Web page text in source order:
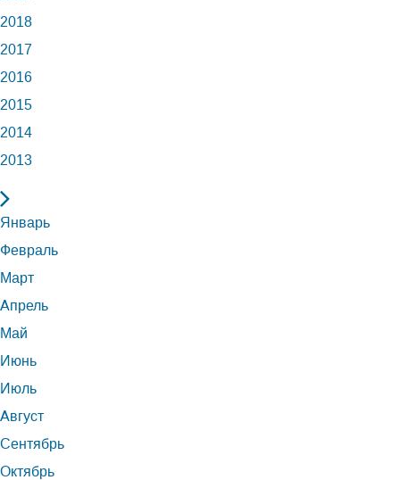
2018
2017
2016
2015
2014
2013
Январь
Февраль
Март
Апрель
Май
Июнь
Июль
Август
Сентябрь
Октябрь